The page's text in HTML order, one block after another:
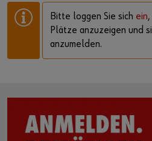
Bitte loggen Sie sich ein
Plätze anzuzeigen und
anzumelden.